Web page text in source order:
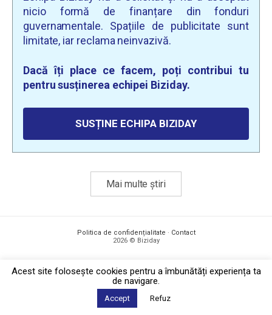
nicio formă de finanțare din fonduri
guvernamentale. Spațiile de publicitate sunt
limitate, iar reclama neinvazivă.
Dacă îți place ce facem, poți contribui tu
pentru susținerea echipei Biziday.
SUSȚINE ECHIPA BIZIDAY
Mai multe știri
Politica de confidențialitate · Contact
2026 © Biziday
Acest site foloseşte cookies pentru a îmbunătăți experiența ta
de navigare.
Accept Refuz